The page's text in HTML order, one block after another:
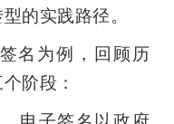
的实践路径。
名为例，回顾历
阶段：